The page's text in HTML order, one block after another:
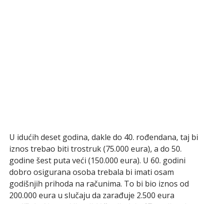
U idućih deset godina, dakle do 40. rođendana, taj bi
iznos trebao biti trostruk (75.000 eura), a do 50.
godine šest puta veći (150.000 eura). U 60. godini
dobro osigurana osoba trebala bi imati osam
godišnjih prihoda na računima. To bi bio iznos od
200.000 eura u slučaju da zarađuje 2.500 eura